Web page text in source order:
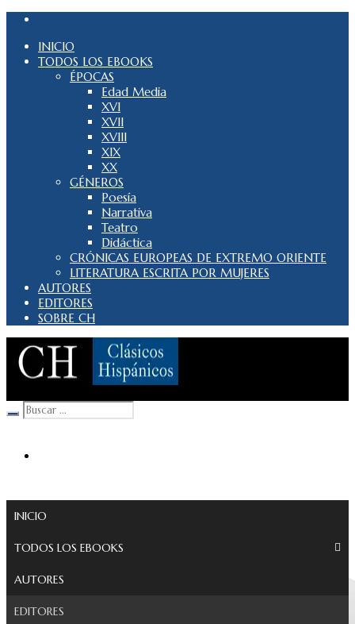
INICIO
TODOS LOS EBOOKS
ÉPOCAS
Edad Media
XVI
XVII
XVIII
XIX
XX
GÉNEROS
Poesía
Narrativa
Teatro
Didáctica
CRÓNICAS EUROPEAS DE EXTREMO ORIENTE
LITERATURA ESCRITA POR MUJERES
AUTORES
EDITORES
SOBRE CH
INICIO
TODOS LOS EBOOKS
AUTORES
EDITORES